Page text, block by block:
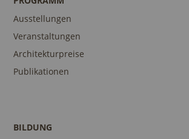
Ausstellungen
Veranstaltungen
Architekturpreise
Publikationen
BILDUNG